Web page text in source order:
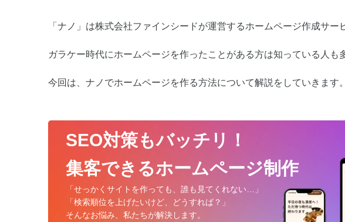
「ナノ」は株式会社ファインシードが運営するホームページ作成サー
ガラケー時代にホームページを作ったことがある方は知っている人も
今回は、ナノでホームページを作る方法について解説をしていきます。
SEO対策もバッチリ！
集客できるホームページ制作
「せっかくサイトを作っても、 誰も見てくれない…」
「検索順位を上げたいけど、どうすれば？」
そんなお悩み、私たちが解決します。